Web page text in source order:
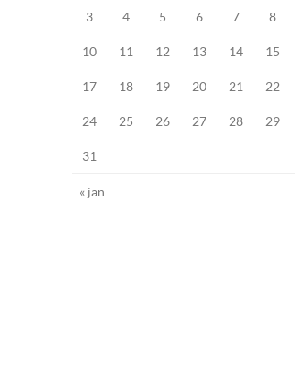
3 4 5 6 7 8
10 11 12 13 14 15
17 18 19 20 21 22
24 25 26 27 28 29
31
« jan